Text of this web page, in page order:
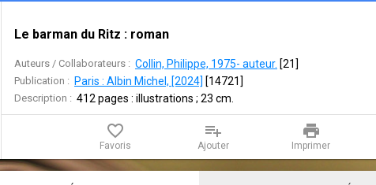
Le barman du Ritz : roman
Auteurs / Collaborateurs : Collin, Philippe, 1975- auteur. [21 ]
Publication : Paris : Albin Michel, [2024] [14721 ]
Description : 412 pages : illustrations ; 23 cm.
favorite_border
Favoris
playlist_add
Ajouter
print
Imprimer